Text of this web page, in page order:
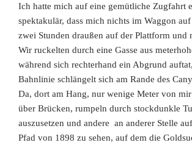
Ich hatte mich auf eine gemütliche Zugfahrt
spektakulär, dass mich nichts im Waggon
zwei Stunden draußen auf der Plattform
Wir ruckelten durch eine Gasse aus
während sich rechterhand ein Abgrund
Bahnlinie schlängelt sich am Rande des
Da, dort am Hang, nur wenige Meter von
über Brücken, rumpeln durch stockdunkle
auszusetzen und andere an anderer Stelle
Pfad von 1898 zu sehen, auf dem die